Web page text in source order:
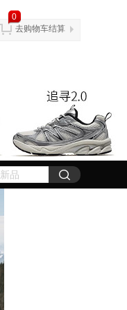
0
去购物车结算